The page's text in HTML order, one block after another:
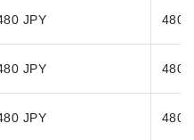
JPY 480
JPY 480
JPY 480